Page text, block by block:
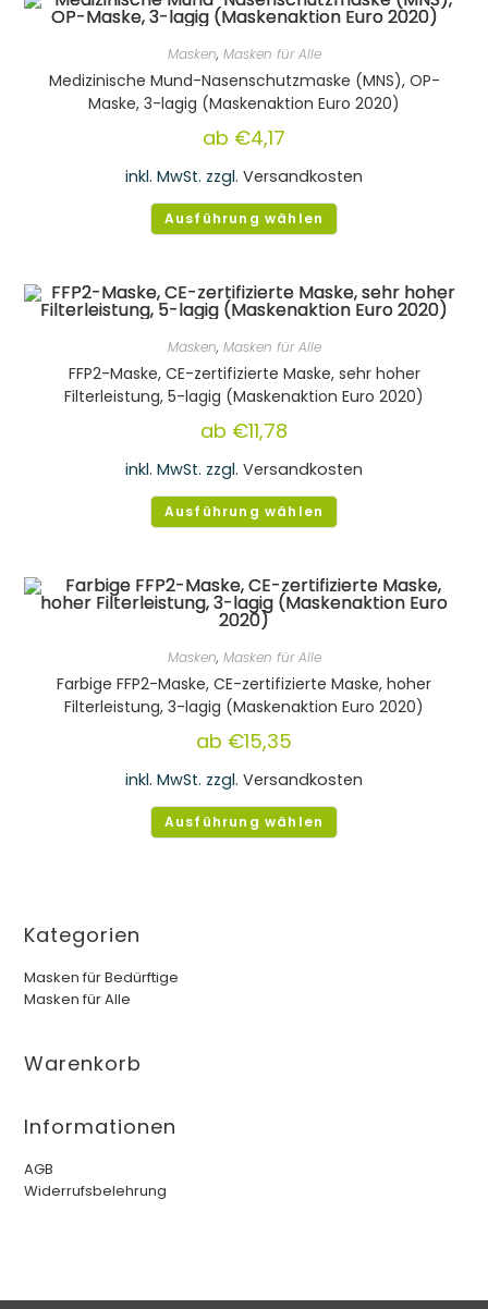
Masken, Masken für Alle
Medizinische Mund-Nasenschutzmaske (MNS), OP-
Maske, 3-lagig (Maskenaktion Euro 2020)
ab €4,17
inkl. MwSt. zzgl. Versandkosten
Ausführung wählen
Masken, Masken für Alle
FFP2-Maske, CE-zertifizierte Maske, sehr hoher
Filterleistung, 5-lagig (Maskenaktion Euro 2020)
ab €11,78
inkl. MwSt. zzgl. Versandkosten
Ausführung wählen
Masken, Masken für Alle
Farbige FFP2-Maske, CE-zertifizierte Maske, hoher
Filterleistung, 3-lagig (Maskenaktion Euro 2020)
ab €15,35
inkl. MwSt. zzgl. Versandkosten
Ausführung wählen
Kategorien
Masken für Bedürftige
Masken für Alle
Warenkorb
Informationen
AGB
Widerrufsbelehrung